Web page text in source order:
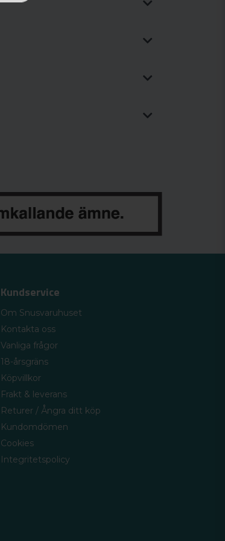
Kundservice
Om Snusvaruhuset
Kontakta oss
Vanliga frågor
18-årsgräns
Köpvillkor
Frakt & leverans
Returer / Ångra ditt köp
Kundomdömen
Cookies
Integritetspolicy